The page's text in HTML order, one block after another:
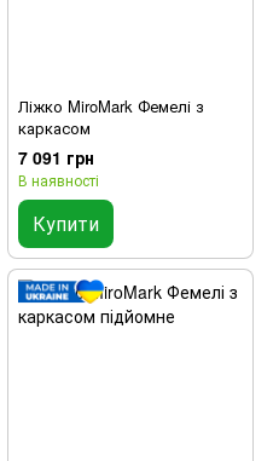
Ліжко MiroMark Фемелі з
каркасом
7 091 грн
В наявності
Купити